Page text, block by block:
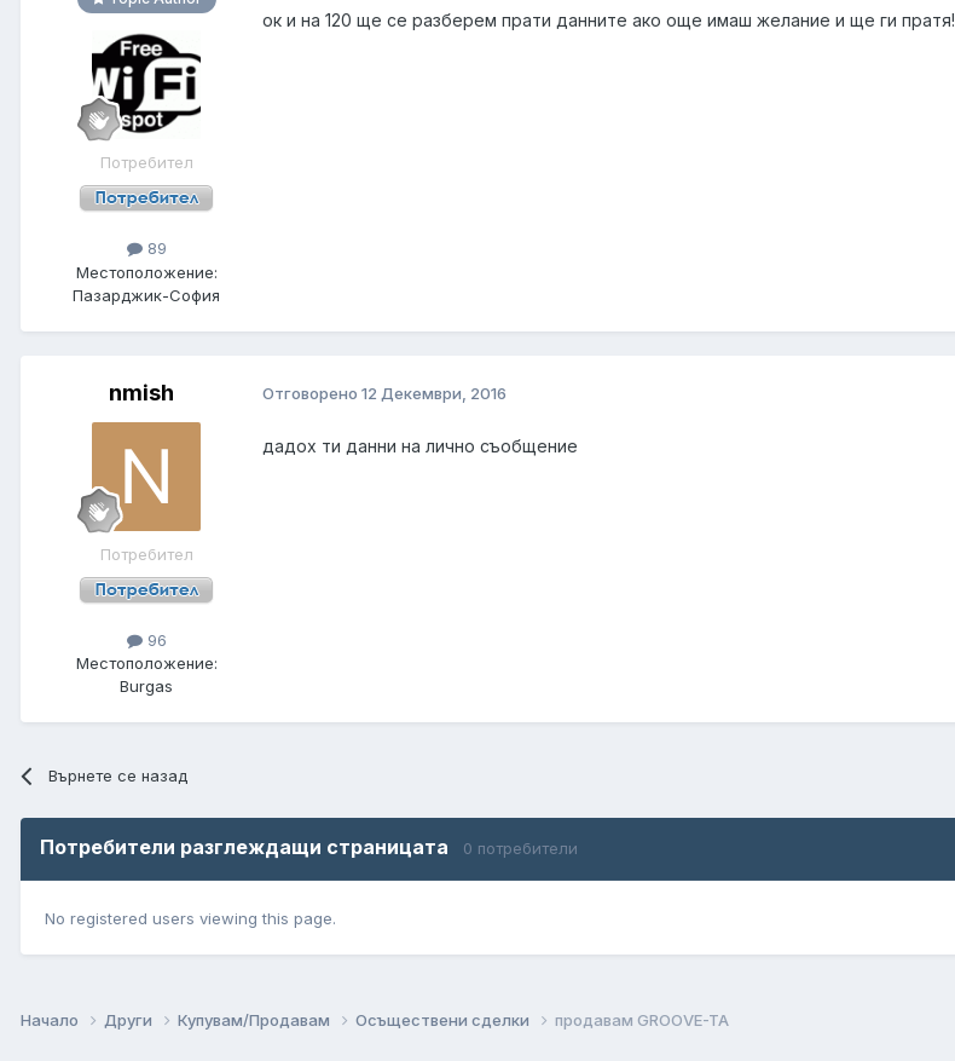
Потребител
89
Местоположение:
Пазарджик-София
ок и на 120 ще се разберем прати данните ако още имаш желание и ще ги пратя!
nmish
Потребител
96
Местоположение:
Burgas
Отговорено 12 Декември, 2016
дадох ти данни на лично съобщение
Върнете се назад
Потребители разглеждащи страницата 0 потребители
No registered users viewing this page.
Начало Други Купувам/Продавам Осъществени сделки продавам GROOVE-TA